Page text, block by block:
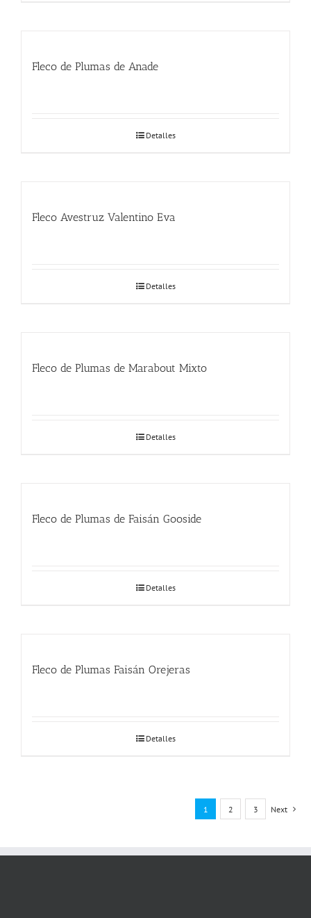
Fleco de Plumas de Anade
Detalles
Fleco Avestruz Valentino Eva
Detalles
Fleco de Plumas de Marabout Mixto
Detalles
Fleco de Plumas de Faisán Gooside
Detalles
Fleco de Plumas Faisán Orejeras
Detalles
1 2 3 Next